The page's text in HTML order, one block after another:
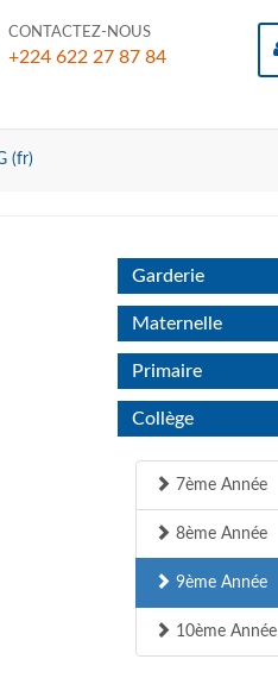
CONTACTEZ-NOUS
+224 622 27 87 84
(fr)
Garderie
Maternelle
Primaire
Collège
7ème Année
8ème Année
9ème Année
10ème Année